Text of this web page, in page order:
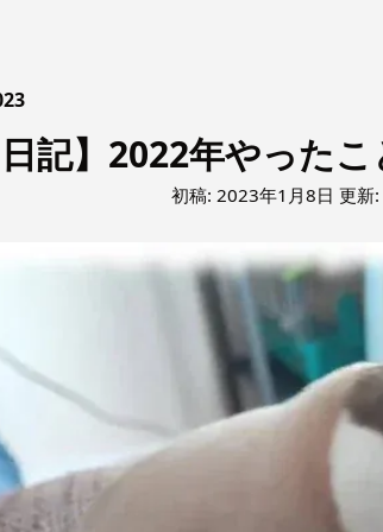
日記】2022年やった
初稿: 2023年1月8日 更新: